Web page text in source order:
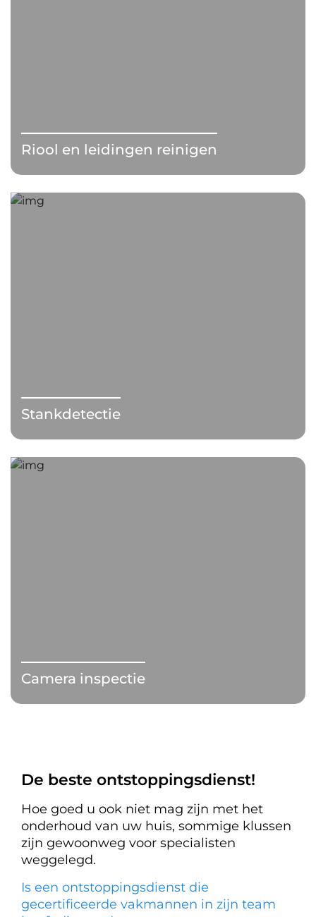
Riool en leidingen reinigen
Stankdetectie
Camera inspectie
De beste ontstoppingsdienst!
Hoe goed u ook niet mag zijn met het
onderhoud van uw huis, sommige klussen
zijn gewoonweg voor specialisten
weggelegd.
Is een ontstoppingsdienst die
gecertificeerde vakmannen in zijn team